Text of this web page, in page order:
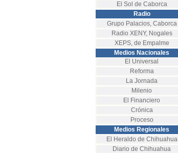
El Sol de Caborca
Radio
Grupo Palacios, Caborca
Radio XENY, Nogales
XEPS, de Empalme
Medios Nacionales
El Universal
Reforma
La Jornada
Milenio
El Financiero
Crónica
Proceso
Medios Regionales
El Heraldo de Chihuahua
Diario de Chihuahua